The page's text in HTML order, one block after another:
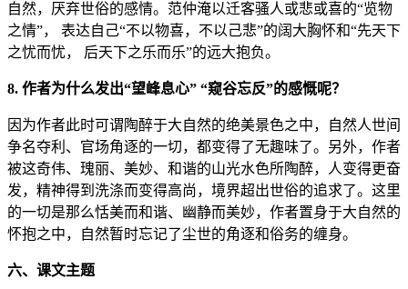
自然，厌弃世俗的感情。范仲淹以迁客骚人或悲或喜的“览物
之情”， 表达自己“不以物喜，不以己悲”的阔大胸怀和“先天下
之忧而忧， 后天下之乐而乐”的远大抱负。
8. 作者为什么发出“望峰息心” “窥谷忘反”的感慨呢？
因为作者此时可谓陶醉于大自然的绝美景色之中，自然人世间
争名夺利、官场角逐的一切，都变得了无趣味了。另外，作者
被这奇伟、瑰丽、美妙、和谐的山光水色所陶醉，人变得更奋
发，精神得到洗涤而变得高尚，境界超出世俗的追求了。这里
的一切是那么恬美而和谐、幽静而美妙，作者置身于大自然的
怀抱之中，自然暂时忘记了尘世的角逐和俗务的缠身。
六、课文主题